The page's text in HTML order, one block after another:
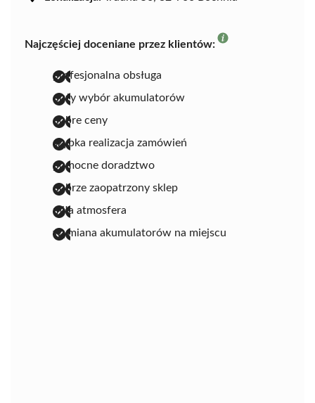
Najczęściej doceniane przez klientów:
profesjonalna obsługa
duży wybór akumulatorów
dobre ceny
szybka realizacja zamówień
pomocne doradztwo
dobrze zaopatrzony sklep
miła atmosfera
wymiana akumulatorów na miejscu